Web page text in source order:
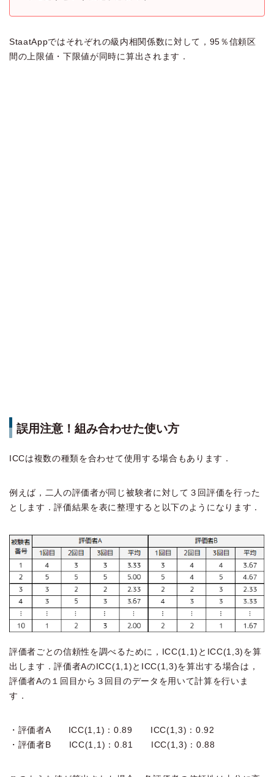
StaatAppではそれぞれの級内相関係数に対して，95％信頼区
間の上限値・下限値が同時に算出されます．
誤用注意！組み合わせた使い方
ICCは複数の種類を合わせて使用する場合もあります．
例えば，二人の評価者が同じ被験者に対して３回評価を行った
とします．評価結果を表に整理すると以下のようになります．
評価者ごとの信頼性を調べるために，ICC(1,1)とICC(1,3)を算
出します．評価者AのICC(1,1)とICC(1,3)を算出する場合は，
評価者Aの１回目から３回目のデータを用いて計算を行いま
す．
・評価者A ICC(1,1)：0.89 ICC(1,3)：0.92
・評価者B ICC(1,1)：0.81 ICC(1,3)：0.88